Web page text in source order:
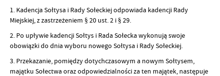
1. Kadencja Sołtysa i Rady Sołeckiej odpowiada kadencji Rady
Miejskiej, z zastrzeżeniem § 20 ust. 2 i § 29.
2. Po upływie kadencji Sołtys i Rada Sołecka wykonują swoje
obowiązki do dnia wyboru nowego Sołtysa i Rady Sołeckiej.
3. Przekazanie, pomiędzy dotychczasowym a nowym Sołtysem,
majątku Sołectwa oraz odpowiedzialności za ten majątek, następuje